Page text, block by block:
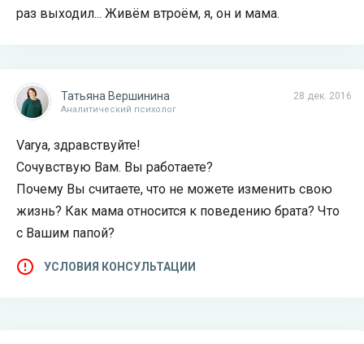
раз выходил... Живём втроём, я, он и мама.
28 дек. 2016
Татьяна Вершинина
Аналитический психолог
Varya, здравствуйте!
Сочувствую Вам. Вы работаете?
Почему Вы считаете, что не можете изменить свою
жизнь? Как мама относится к поведению брата? Что
с Вашим папой?
УСЛОВИЯ КОНСУЛЬТАЦИИ